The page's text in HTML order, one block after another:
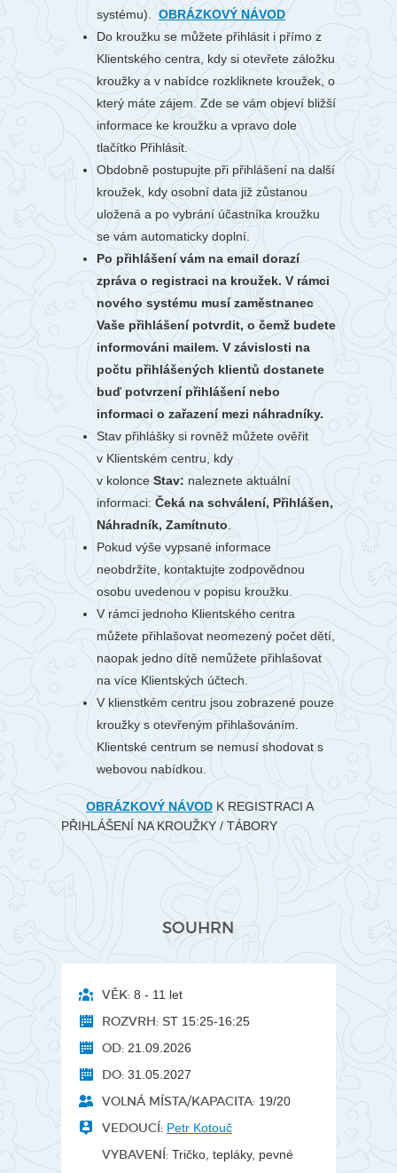
systému).OBRÁZKOVÝ NÁVOD
Do kroužku se můžete přihlásit i přímo z
Klientského centra, kdy si otevřete záložku
kroužky a v nabídce rozkliknete kroužek, o
který máte zájem. Zde se vám objeví bližší
informace ke kroužku a vpravo dole
tlačítko Přihlásit.
Obdobně postupujte při přihlášení na další
kroužek, kdy osobní data již zůstanou
uložená a po vybrání účastníka kroužku
se vám automaticky doplní.
Po přihlášení vám na email dorazí
zpráva o registraci na kroužek. V rámci
nového systému musí zaměstnanec
Vaše přihlášení potvrdit, o čemž budete
informováni mailem. V závislosti na
počtu přihlášených klientů dostanete
buď potvrzení přihlášení nebo
informaci o zařazení mezi náhradníky.
Stav přihlášky si rovněž můžete ověřit
v Klientském centru, kdy
v kolonceStav: naleznete aktuální
informaci: Čeká na schválení, Přihlášen,
Náhradník, Zamítnuto
Pokud výše vypsané informace
neobdržíte, kontaktujte zodpovědnou
osobu uvedenou v popisu kroužku.
V rámci jednoho Klientského centra
můžete přihlašovat neomezený počet dětí,
naopak jedno dítě nemůžete přihlašovat
na více Klientských účtech.
V klienstkém centru jsou zobrazené pouze
kroužky s otevřeným přihlašováním.
Klientské centrum se nemusí shodovat s
webovou nabídkou.
OBRÁZKOVÝ NÁVOD K REGISTRACI A
PŘIHLÁŠENÍ NA KROUŽKY / TÁBORY
SOUHRN
VĚK: 8 - 11 let
ROZVRH: ST 15:25-16:25
OD: 21.09.2026
DO: 31.05.2027
VOLNÁ MÍSTA/KAPACITA: 19/20
VEDOUCÍ: Petr Kotouč
VYBAVENÍ: Tričko, tepláky, pevné